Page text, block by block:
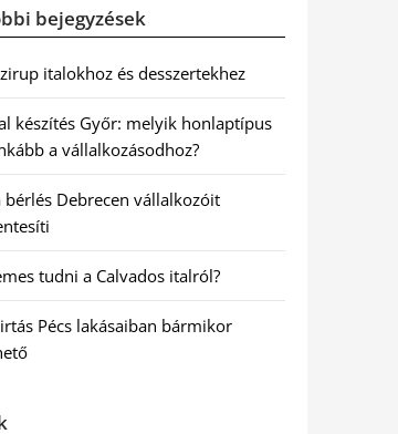
bejegyzések
italokhoz és desszertekhez
készítés Győr: melyik honlaptípus
a vállalkozásodhoz?
bérlés Debrecen vállalkozóit
tudni a Calvados italról?
Pécs lakásaiban bármikor